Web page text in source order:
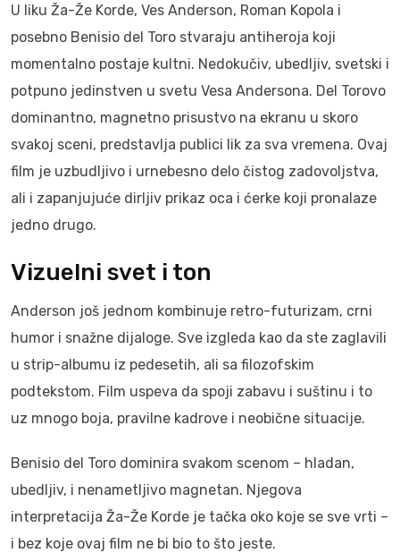
U liku Ža-Že Korde, Ves Anderson, Roman Kopola i
posebno Benisio del Toro stvaraju antiheroja koji
momentalno postaje kultni. Nedokučiv, ubedljiv, svetski i
potpuno jedinstven u svetu Vesa Andersona. Del Torovo
dominantno, magnetno prisustvo na ekranu u skoro
svakoj sceni, predstavlja publici lik za sva vremena. Ovaj
film je uzbudljivo i urnebesno delo čistog zadovoljstva,
ali i zapanjujuće dirljiv prikaz oca i ćerke koji pronalaze
jedno drugo.
Vizuelni svet i ton
Anderson još jednom kombinuje retro-futurizam, crni
humor i snažne dijaloge. Sve izgleda kao da ste zaglavili
u strip-albumu iz pedesetih, ali sa filozofskim
podtekstom. Film uspeva da spoji zabavu i suštinu i to
uz mnogo boja, pravilne kadrove i neobične situacije.
Benisio del Toro dominira svakom scenom – hladan,
ubedljiv, i nenametljivo magnetan. Njegova
interpretacija Ža-Že Korde je tačka oko koje se sve vrti –
i bez koje ovaj film ne bi bio to što jeste.